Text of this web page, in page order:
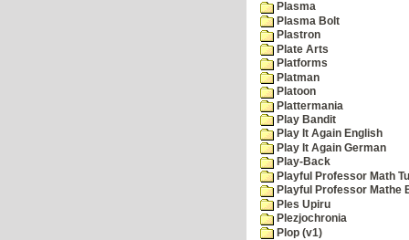
Plasma
Plasma Bolt
Plastron
Plate Arts
Platforms
Platman
Platoon
Plattermania
Play Bandit
Play It Again English
Play It Again German
Play-Back
Playful Professor Math
Playful Professor Mathe
Ples Upiru
Plezjochronia
Plop (v1)